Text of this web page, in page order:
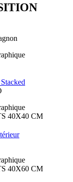
40X40 CM
40X60 CM